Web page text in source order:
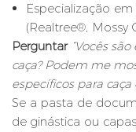
Especialização
(Realtree®, Mossy
Perguntar “Vocês
caça? Podem me
específicos para
Se a pasta de
de ginástica ou